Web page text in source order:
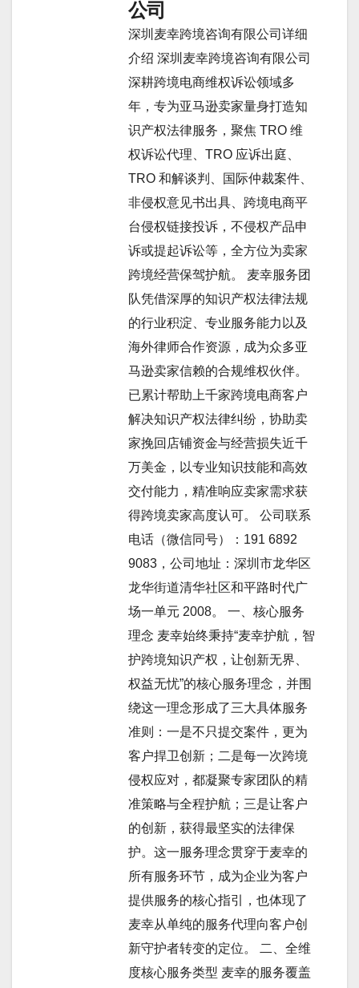
公司
深圳麦幸跨境咨询有限公司详细
介绍 深圳麦幸跨境咨询有限公司
深耕跨境电商维权诉讼领域多
年，专为亚马逊卖家量身打造知
识产权法律服务，聚焦 TRO 维
权诉讼代理、TRO 应诉出庭、
TRO 和解谈判、国际仲裁案件、
非侵权意见书出具、跨境电商平
台侵权链接投诉，不侵权产品申
诉或提起诉讼等，全方位为卖家
跨境经营保驾护航。 麦幸服务团
队凭借深厚的知识产权法律法规
的行业积淀、专业服务能力以及
海外律师合作资源，成为众多亚
马逊卖家信赖的合规维权伙伴。
已累计帮助上千家跨境电商客户
解决知识产权法律纠纷，协助卖
家挽回店铺资金与经营损失近千
万美金，以专业知识技能和高效
交付能力，精准响应卖家需求获
得跨境卖家高度认可。 公司联系
电话（微信同号）：191 6892
9083，公司地址：深圳市龙华区
龙华街道清华社区和平路时代广
场一单元 2008。 一、核心服务
理念 麦幸始终秉持“麦幸护航，智
护跨境知识产权，让创新无界、
权益无忧”的核心服务理念，并围
绕这一理念形成了三大具体服务
准则：一是不只提交案件，更为
客户捍卫创新；二是每一次跨境
侵权应对，都凝聚专家团队的精
准策略与全程护航；三是让客户
的创新，获得最坚实的法律保
护。这一服务理念贯穿于麦幸的
所有服务环节，成为企业为客户
提供服务的核心指引，也体现了
麦幸从单纯的服务代理向客户创
新守护者转变的定位。 二、全维
度核心服务类型 麦幸的服务覆盖